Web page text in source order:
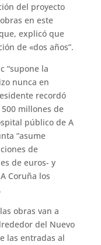
del proyecto
en este
explicó que
de «dos años”.
“supone la
nunca en
recordó
millones de
público de A
“asume
de
de euros- y
Coruña los
obras van a
del Nuevo
las entradas al